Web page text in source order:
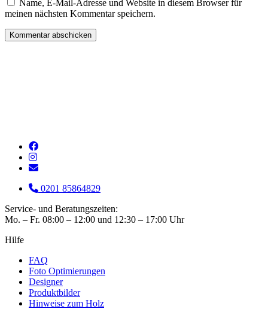
Name, E-Mail-Adresse und Website in diesem Browser für
meinen nächsten Kommentar speichern.
0201 85864829
Service- und Beratungszeiten:
Mo. – Fr. 08:00 – 12:00 und 12:30 – 17:00 Uhr
Hilfe
FAQ
Foto Optimierungen
Designer
Produktbilder
Hinweise zum Holz